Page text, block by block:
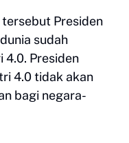
Presiden
sudah
4.0. Presiden
4.0 tidak akan
bagi negara-